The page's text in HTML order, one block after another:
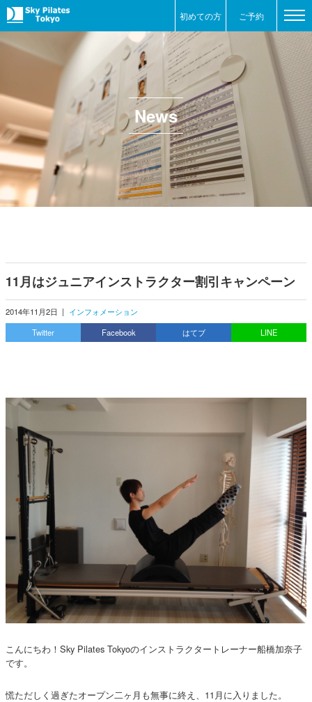
初めての方 ご予約
News
11月はジュニアインストラクター割引キャンペーン
2014年11月2日 | インフォメーション
Twitter
Facebook はてブ LINE
こんにちわ！Sky Pilates Tokyoのインストラクタートレーナー船橋加奈子
です。
慌ただしく過ぎたオープン二ヶ月も無事に終え、11月に入りました。